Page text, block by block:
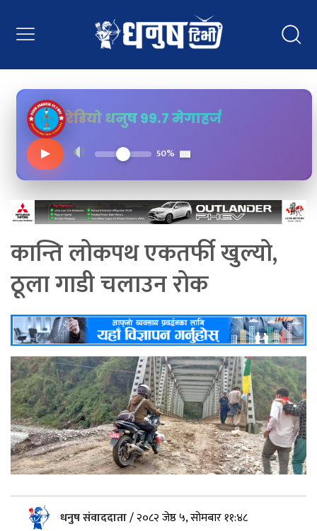
रेडियो धनुष ९९.७ मेगाहर्ज
▶
50%
कान्ति लोकपथ एकतर्फी खुल्यो,
ठूला गाडी चलाउन रोक
धनुष संवाददाता/२०८२ जेष्ठ ५, सोमबार ११:४८